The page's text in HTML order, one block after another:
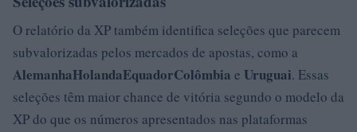
O relatório da XP também identifica seleções que parecem
subvalorizadas pelos mercados de apostas, como a
AlemanhaHolandaEquadorColômbia e Uruguai. Essas
seleções têm maior chance de vitória segundo o modelo da
XP do que os números apresentados nas plataformas